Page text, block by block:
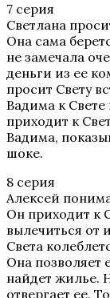
7 серия
Светлана
Она сама
не замечала
деньги из ее
просит Свету
Вадима к
приходит к
Вадима,
шоке.
8 серия
Алексей
Он приходит к
вылечиться от
Света
Она позволяет
найдет жилье.
отвергает ее.